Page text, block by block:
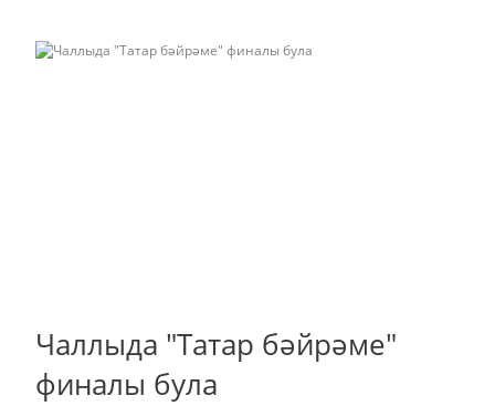
Чаллыда "Татар бәйрәме"
финалы була